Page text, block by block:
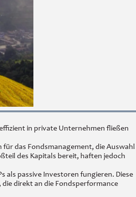
in private Unternehmen fließen
das Fondsmanagement, die Auswahl
des Kapitals bereit, haften jedoch
als passive Investoren fungieren. Diese
direkt an die Fondsperformance